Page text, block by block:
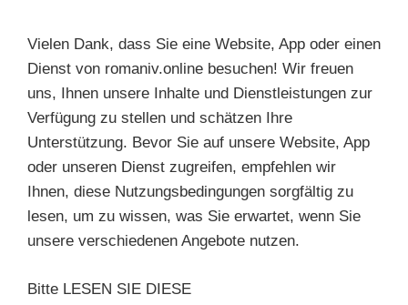
Vielen Dank, dass Sie eine Website, App oder einen
Dienst von romaniv.online besuchen! Wir freuen
uns, Ihnen unsere Inhalte und Dienstleistungen zur
Verfügung zu stellen und schätzen Ihre
Unterstützung. Bevor Sie auf unsere Website, App
oder unseren Dienst zugreifen, empfehlen wir
Ihnen, diese Nutzungsbedingungen sorgfältig zu
lesen, um zu wissen, was Sie erwartet, wenn Sie
unsere verschiedenen Angebote nutzen.
Bitte LESEN SIE DIESE